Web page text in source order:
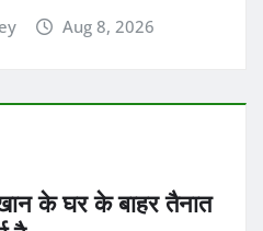
Aug 8, 2026
के घर के बाहर तैनात